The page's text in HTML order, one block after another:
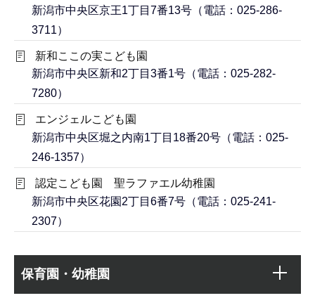
新潟市中央区京王1丁目7番13号（電話：025-286-
3711）
新和ここの実こども園
新潟市中央区新和2丁目3番1号（電話：025-282-
7280）
エンジェルこども園
新潟市中央区堀之内南1丁目18番20号（電話：025-
246-1357）
認定こども園 聖ラファエル幼稚園
新潟市中央区花園2丁目6番7号（電話：025-241-
2307）
文
ブ
保育園・幼稚園